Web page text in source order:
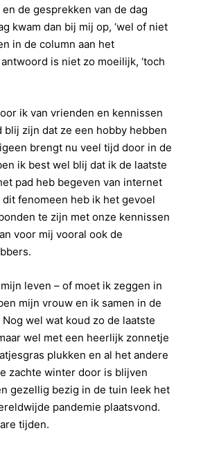
de gesprekken van de dag
kwam dan bij mij op, ‘wel of niet
in de column aan het
is niet zo moeilijk, ‘toch
ik van vrienden en kennissen
blij zijn dat ze een hobby hebben
brengt nu veel tijd door in de
ik best wel blij dat ik de laatste
pad heb begeven van internet
dit fenomeen heb ik het gevoel
te zijn met onze kennissen
voor mij vooral ook de
leven – of moet ik zeggen in
mijn vrouw en ik samen in de
wel wat koud zo de laatste
wel met een heerlijk zonnetje
plukken en al het andere
zachte winter door is blijven
gezellig bezig in de tuin leek het
pandemie plaatsvond.
tijden.